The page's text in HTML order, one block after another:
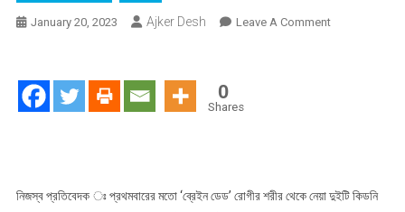
January 20, 2023 Ajker Desh Leave A CommentOn
সফলভাবে
0
Shares
নিজস্ব প্রতিবেদক ঃ প্রথমবারের মতো ‘ব্রেইন ডেড’ রোগীর শরীর থেকে নেয়া দুইটি কিডনি